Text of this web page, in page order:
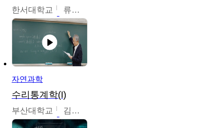
한서대학교 류은주
자연과학
수리통계학(I)
부산대학교 김충락